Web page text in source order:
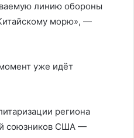
линию обороны
морю», —
уже идёт
региона
союзников США —